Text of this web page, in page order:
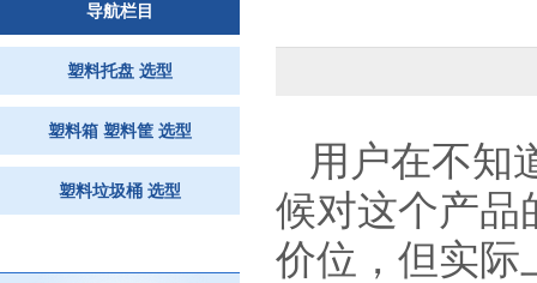
导航栏目
塑料托盘 选型
塑料箱 塑料筐 选型
塑料垃圾桶 选型
用户在不知
候对这个产品
价位，但实际